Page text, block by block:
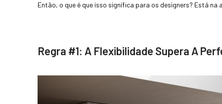
Então, o que é que isso significa para os designers? Está
Regra #1: A Flexibilidade Supera A